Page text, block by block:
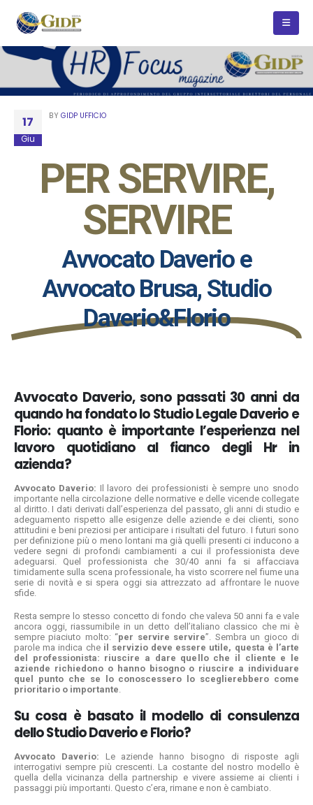
17
Giu
BY GIDP UFFICIO
PER SERVIRE,
SERVIRE
Avvocato Daverio e
Avvocato Brusa, Studio
Daverio&Florio
Avvocato Daverio, sono passati 30 anni da
quando ha fondato lo Studio Legale Daverio e
Florio: quanto è importante l’esperienza nel
lavoro quotidiano al fianco degli Hr in
azienda?
Avvocato Daverio: Il lavoro dei professionisti è sempre uno snodo
importante nella circolazione delle normative e delle vicende collegate
al diritto. I dati derivati dall’esperienza del passato, gli anni di studio e
adeguamento rispetto alle esigenze delle aziende e dei clienti, sono
attitudini e beni preziosi per anticipare i risultati del futuro. I futuri sono
per definizione più o meno lontani ma già quelli presenti ci inducono a
vedere segni di profondi cambiamenti a cui il professionista deve
adeguarsi. Quel professionista che 30/40 anni fa si affacciava
timidamente sulla scena professionale, ha visto scorrere nel fiume una
serie di novità e si spera oggi sia attrezzato ad affrontare le nuove
sfide.
Resta sempre lo stesso concetto di fondo che valeva 50 anni fa e vale
ancora oggi, riassumibile in un detto dell’italiano classico che mi è
sempre piaciuto molto: “per servire servire”. Sembra un gioco di
parole ma indica che il servizio deve essere utile, questa è l’arte
del professionista: riuscire a dare quello che il cliente e le
aziende richiedono o hanno bisogno o riuscire a individuare
quel punto che se lo conoscessero lo sceglierebbero come
prioritario o importante.
Su cosa è basato il modello di consulenza
dello Studio Daverio e Florio?
Avvocato Daverio: Le aziende hanno bisogno di risposte agli
interrogativi sempre più crescenti. La costante del nostro modello è
quella della vicinanza della partnership e vivere assieme ai clienti i
passaggi più importanti. Questo c’era, rimane e non è cambiato.